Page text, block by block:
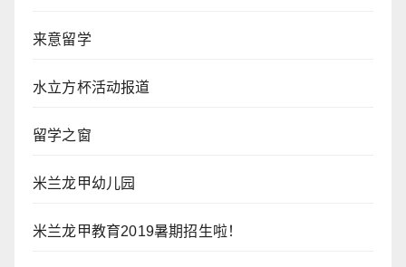
来意留学
水立方杯活动报道
留学之窗
米兰龙甲幼儿园
米兰龙甲教育2019暑期招生啦！